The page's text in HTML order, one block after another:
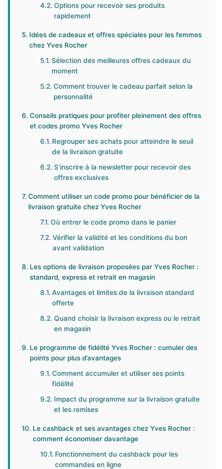
Options pour recevoir ses produits
rapidement
Idées de cadeaux et offres spéciales pour les femmes
chez Yves Rocher
Sélection des meilleures offres cadeaux du
moment
Comment trouver le cadeau parfait selon la
personnalité
Conseils pratiques pour profiter pleinement des offres
et codes promo Yves Rocher
Regrouper ses achats pour atteindre le seuil
de la livraison gratuite
S’inscrire à la newsletter pour recevoir des
offres exclusives
Comment utiliser un code promo pour bénéficier de la
livraison gratuite chez Yves Rocher
Où entrer le code promo dans le panier
Vérifier la validité et les conditions du bon
avant validation
Les options de livraison proposées par Yves Rocher :
standard, express et retrait en magasin
Avantages et limites de la livraison standard
offerte
Quand choisir la livraison express ou le retrait
en magasin
Le programme de fidélité Yves Rocher : cumuler des
points pour plus d’avantages
Comment accumuler et utiliser ses points
fidélité
Impact du programme sur la livraison gratuite
et les remises
Le cashback et ses avantages chez Yves Rocher :
comment économiser davantage
Fonctionnement du cashback pour les
commandes en ligne